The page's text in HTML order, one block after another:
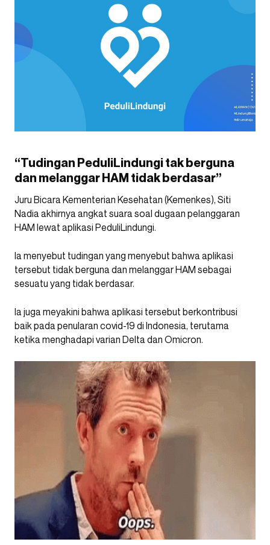
“Tudingan PeduliLindungi tak berguna
dan melanggar HAM tidak berdasar”
Juru Bicara Kementerian Kesehatan (Kemenkes), Siti
Nadia akhirnya angkat suara soal dugaan pelanggaran
HAM lewat aplikasi PeduliLindungi.
Ia menyebut tudingan yang menyebut bahwa aplikasi
tersebut tidak berguna dan melanggar HAM sebagai
sesuatu yang tidak berdasar.
Ia juga meyakini bahwa aplikasi tersebut berkontribusi
baik pada penularan covid-19 di Indonesia, terutama
ketika menghadapi varian Delta dan Omicron.